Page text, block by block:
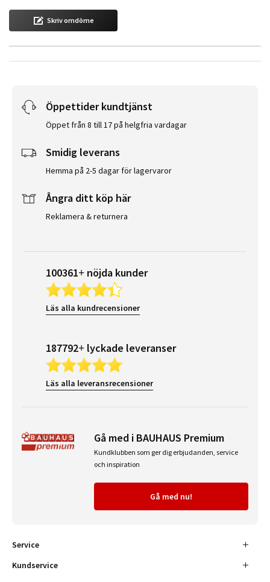
Skriv omdöme
Öppettider kundtjänst
Öppet från 8 till 17 på helgfria vardagar
Smidig leverans
Hemma på 2-5 dagar för lagervaror
Ångra ditt köp här
Reklamera & returnera
100361+ nöjda kunder
Läs alla kundrecensioner
187792+ lyckade leveranser
Läs alla leveransrecensioner
Gå med i BAUHAUS Premium
Kundklubben som ger dig erbjudanden, service
och inspiration
Gå med nu!
Service
Kundservice